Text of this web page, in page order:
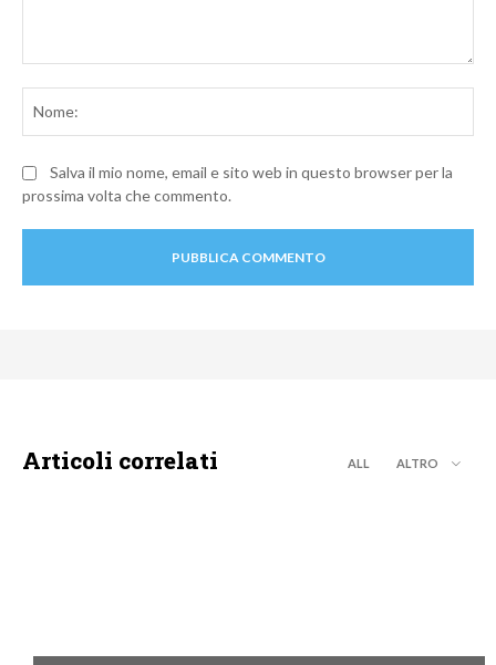
Salva il mio nome, email e sito web in questo browser per la
prossima volta che commento.
Articoli correlati ALL ALTRO